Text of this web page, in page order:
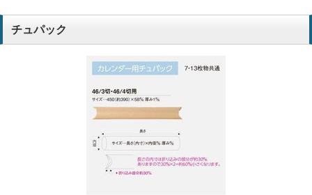
チュパック